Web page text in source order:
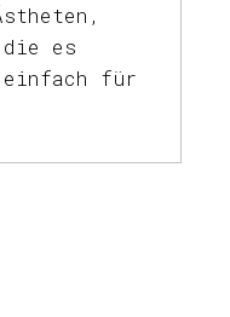
es
einfach für